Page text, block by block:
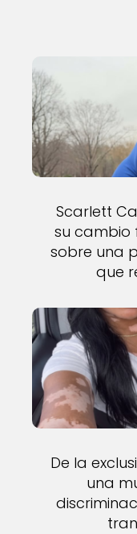
Scarlett
su cambio
sobre una
que
De la
una